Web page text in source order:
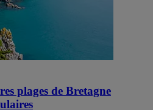
plages de Bretagne